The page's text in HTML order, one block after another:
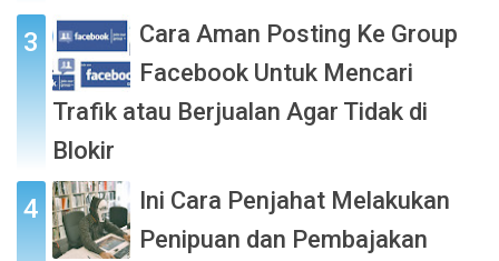
Cara Aman Posting Ke Group
Facebook Untuk Mencari
Trafik atau Berjualan Agar Tidak di
Blokir
Ini Cara Penjahat Melakukan
Penipuan dan Pembajakan